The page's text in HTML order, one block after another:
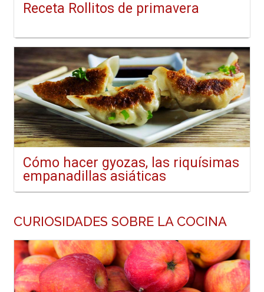
Receta Rollitos de primavera
Cómo hacer gyozas, las riquísimas
empanadillas asiáticas
CURIOSIDADES SOBRE LA COCINA